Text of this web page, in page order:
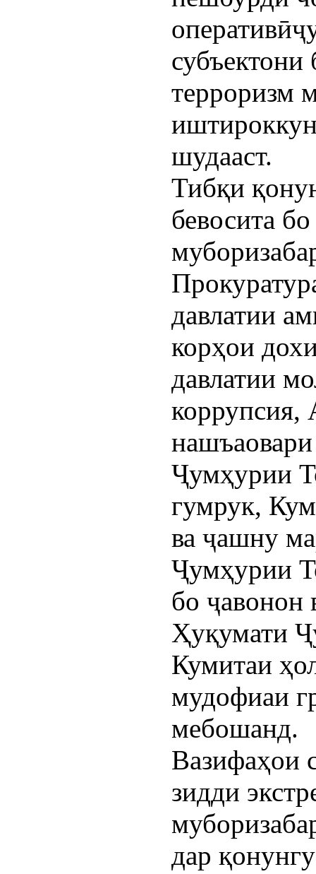
субъектони
терроризм
шудааст.
Тибқи
бевосита
давлатии
корҳои
давлатии
коррупсия,
Ҷумҳурии
гумрук,
ва ҷашну
Ҷумҳурии
бо ҷавонон
Ҳуқумати
Кумитаи
мудофиаи
мебошанд.
Вазифаҳои
зидди
дар